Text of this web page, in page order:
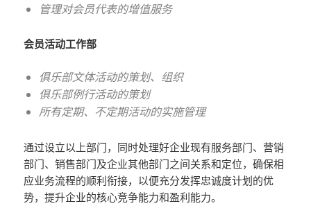
管理对会员代表的增值服务
会员活动工作部
俱乐部文体活动的策划、组织
俱乐部例行活动的策划
所有定期、不定期活动的实施管理
通过设立以上部门，同时处理好企业现有服务部门、营销
部门、销售部门及企业其他部门之间关系和定位，确保相
应业务流程的顺利衔接，以便充分发挥忠诚度计划的优
势，提升企业的核心竞争能力和盈利能力。